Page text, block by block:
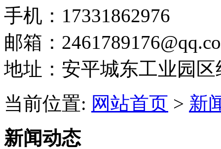
手机：17331862976
邮箱：
地址：安平城东工业园区
当前位置: 网站首页 > 新
新闻动态